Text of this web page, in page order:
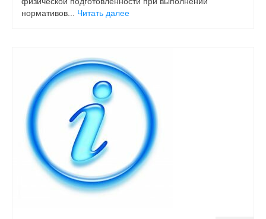
нормативов... Читать далее